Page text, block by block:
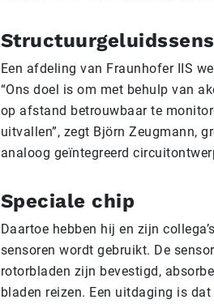
Een afdeling van Fraunhofer IIS
“Ons doel is om met behulp van
op afstand betrouwbaar te
uitvallen”, zegt Björn Zeugmann,
analoog geïntegreerd
Speciale chip
Daartoe hebben hij en zijn
sensoren wordt gebruikt. De
rotorbladen zijn bevestigd,
bladen reizen. Een uitdaging is